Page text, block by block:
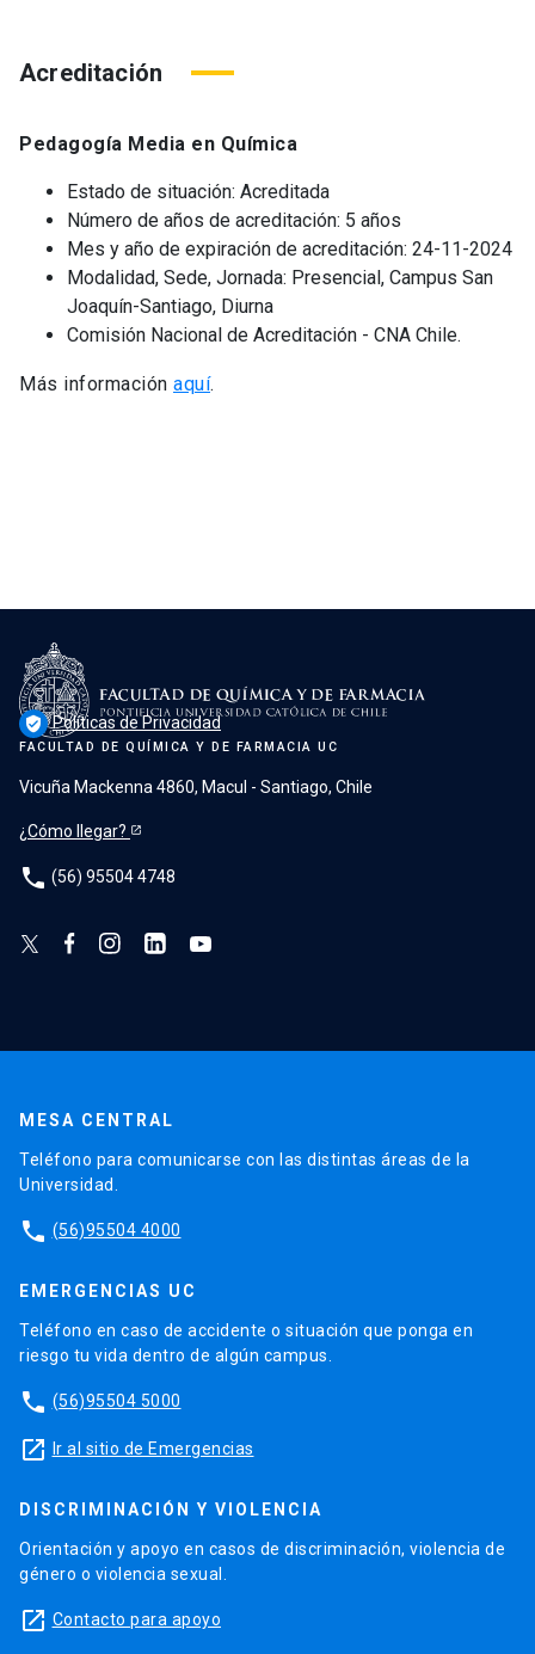
Acreditación
Pedagogía Media en Química
Estado de situación: Acreditada
Número de años de acreditación: 5 años
Mes y año de expiración de acreditación: 24-11-2024
Modalidad, Sede, Jornada: Presencial, Campus San
Joaquín-Santiago, Diurna
Comisión Nacional de Acreditación - CNA Chile.
Más información aquí.
verified_user Políticas de Privacidad
FACULTAD DE QUÍMICA Y DE FARMACIA UC
Vicuña Mackenna 4860, Macul - Santiago, Chile
¿Cómo llegar?
phone (56) 95504 4748
MESA CENTRAL
Teléfono para comunicarse con las distintas áreas de la
Universidad.
phone (56)95504 4000
EMERGENCIAS UC
Teléfono en caso de accidente o situación que ponga en
riesgo tu vida dentro de algún campus.
phone (56)95504 5000
launch Ir al sitio de Emergencias
DISCRIMINACIÓN Y VIOLENCIA
Orientación y apoyo en casos de discriminación, violencia de
género o violencia sexual.
launch Contacto para apoyo